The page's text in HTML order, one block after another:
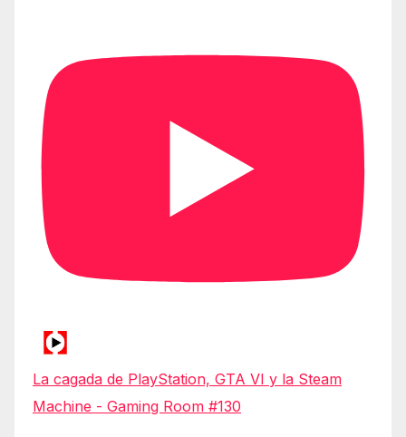
La cagada de PlayStation, GTA VI y la Steam
Machine - Gaming Room #130